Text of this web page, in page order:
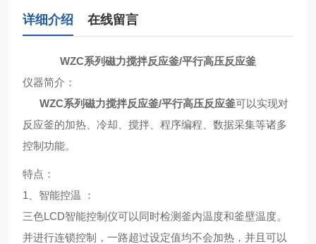
详细介绍 在线留言
WZC系列磁力搅拌反应釜/平行高压反应釜
仪器简介：
WZC系列磁力搅拌反应釜/平行高压反应釜可以实现对
反应釜的加热、冷却、搅拌、程序编程、数据采集等诸多
控制功能。
特点 ：
1、 智能控温
：
三色LCD智能控制仪可以同时检测釜内温度和釜壁温度。
并进行连锁控制，一路超过设定值均不会加热，并且可以